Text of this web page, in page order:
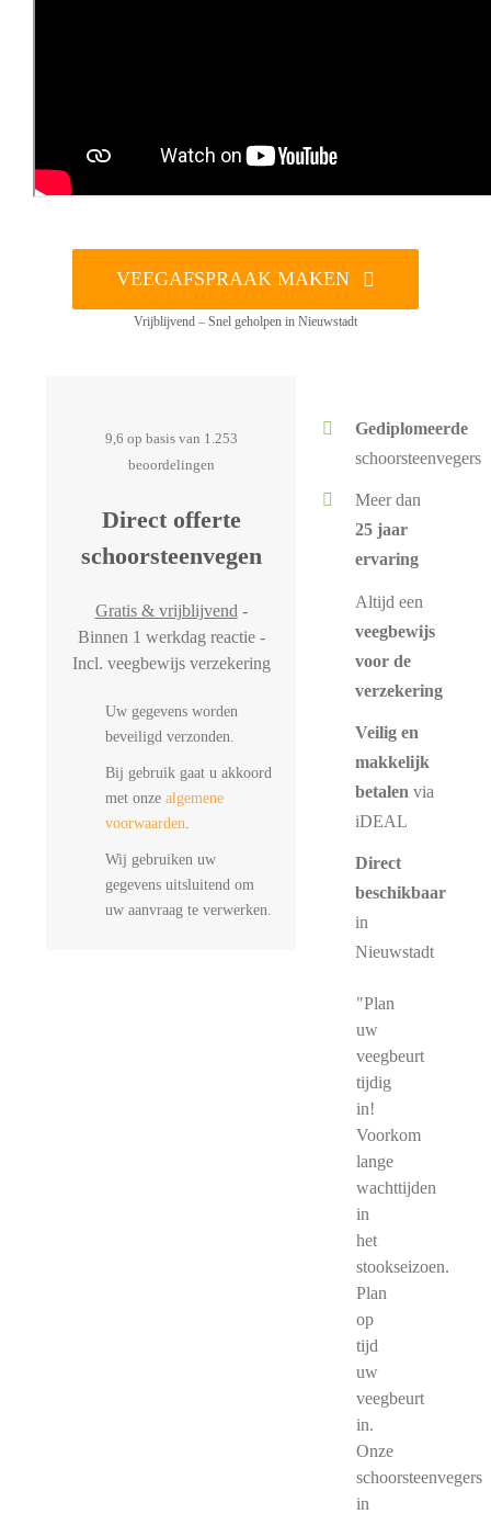
VEEGAFSPRAAK MAKEN
Vrijblijvend – Snel geholpen in Nieuwstadt
9,6 op basis van 1.253
beoordelingen
Direct offerte
schoorsteenvegen
Gratis & vrijblijvend -
Binnen 1 werkdag reactie -
Incl. veegbewijs verzekering
Uw gegevens worden
beveiligd verzonden.
Bij gebruik gaat u akkoord
met onze algemene
voorwaarden.
Wij gebruiken uw
gegevens uitsluitend om
uw aanvraag te verwerken.
Gediplomeerde
schoorsteenvegers
Meer dan
25 jaar
ervaring
Altijd een
veegbewijs
voor de
verzekering
Veilig en
makkelijk
betalen via
iDEAL
Direct
beschikbaar
in
Nieuwstadt
"Plan
uw
veegbeurt
tijdig
in!
Voorkom
lange
wachttijden
in
het
stookseizoen.
Plan
op
tijd
uw
veegbeurt
in.
Onze
schoorsteenvegers
in